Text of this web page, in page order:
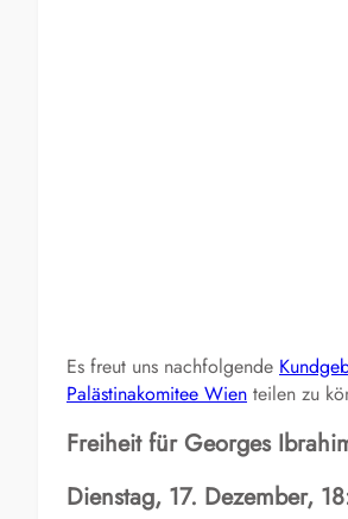
Es freut uns nachfolgende
Palästinakomitee Wien teilen zu
Freiheit für Georges
Dienstag, 17. Dezember,